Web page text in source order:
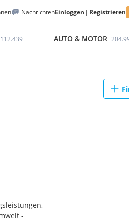
NachrichtenEinloggen | Registrieren
112.439 AUTO & MOTOR
-